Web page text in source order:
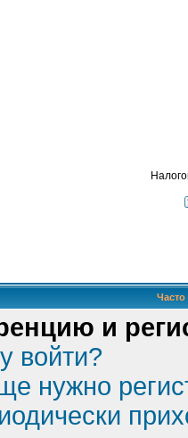
и
войти?
нужно